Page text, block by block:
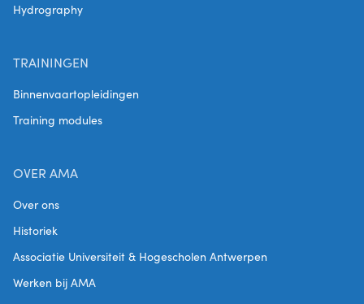
Hydrography
TRAININGEN
Binnenvaartopleidingen
Training modules
OVER AMA
Over ons
Historiek
Associatie Universiteit & Hogescholen Antwerpen
Werken bij AMA